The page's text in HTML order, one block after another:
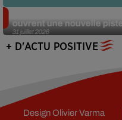
31 juillet 2026
ouvrent une nouvelle
+ D'ACTU POSITIVE
DesignOlivier Varma